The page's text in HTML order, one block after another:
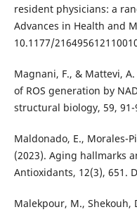
resident physicians: a
Advances in Health and
10.1177/
Magnani, F., & Mattevi,
of ROS generation by
structural biology, 59, 91-
Maldonado, E., Morales-
(2023). Aging hallmarks
Antioxidants, 12(3), 651.
Malekpour, M., Shekouh,